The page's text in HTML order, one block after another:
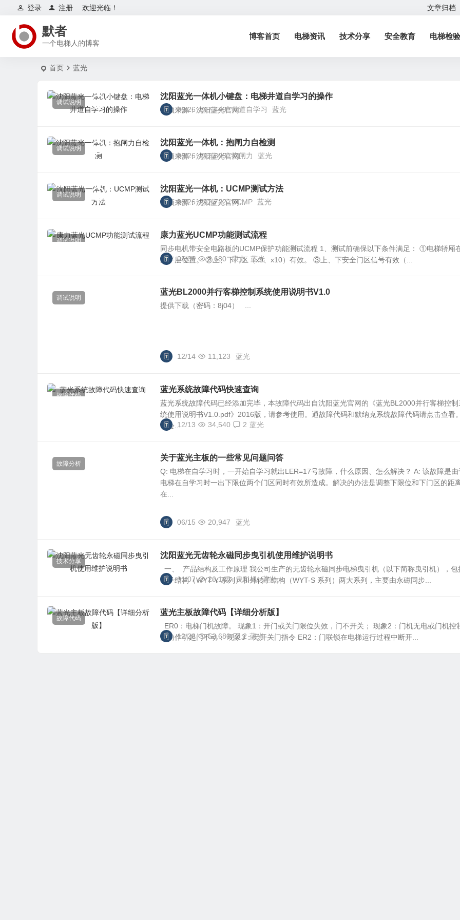
欢迎光临！
登录 注册 文章归档
默者
一个电梯人的博客
博客首页 电梯资讯 技术分享 安全教育 电梯检验
首页 蓝光
调试说明
沈阳蓝光一体机小键盘：电梯井道自学习的操作
视频来源：沈阳蓝光官网...
06/26 7,440 井道自学习 蓝光
调试说明
沈阳蓝光一体机：抱闸力自检测
视频来源：沈阳蓝光官网...
06/26 2,805 抱闸力 蓝光
调试说明
沈阳蓝光一体机：UCMP测试方法
视频来源：沈阳蓝光官网...
06/26 2,722 UCMP 蓝光
调试说明
康力蓝光UCMP功能测试流程
同步电机带安全电路板的UCMP保护功能测试流程 1、测试前确保以下条件满足： ①电梯轿厢
区平层位置。 ②上、下门区（x9、x10）有效。 ③上、下安全门区信号有效（...
05/06 4,680 康力 蓝光
调试说明
蓝光BL2000并行客梯控制系统使用说明书V1.0
提供下载（密码：8j04） ...
12/14 11,123 蓝光
故障代码
蓝光系统故障代码快速查询
蓝光系统故障代码已经添加完毕，本故障代码出自沈阳蓝光官网的《蓝光BL2000并行客梯控制
统使用说明书V1.0.pdf》2016版，请参考使用。通故障代码和默纳克系统故障代码请点击查看
不会...12/13 34,540 2 蓝光
故障分析
关于蓝光主板的一些常见问题问答
Q: 电梯在自学习时，一开始自学习就出LER=17号故障，什么原因、怎么解决？ A: 该故障是由
电梯在自学习时一出下限位两个门区同时有效所造成。解决的办法是调整下限位和下门区的距
在...
06/15 20,947 蓝光
技术分享
沈阳蓝光无齿轮永磁同步曳引机使用维护说明书
一、 产品结构及工作原理 我公司生产的无齿轮永磁同步电梯曳引机（以下简称曳引机），包
转子结构（WYT-Y 系列）和外转子结构（WYT-S 系列）两大系列，主要由永磁同步...
01/07 26,145 曳引机 蓝光
故障代码
蓝光主板故障代码【详细分析版】
ER0：电梯门机故障。 现象1：开门或关门限位失效，门不开关； 现象2：门机无电或门机控
关动作引起门不动； 现象3：无开关门指令 ER2：门联锁在电梯运行过程中断开...
12/28 52,680 2 蓝光